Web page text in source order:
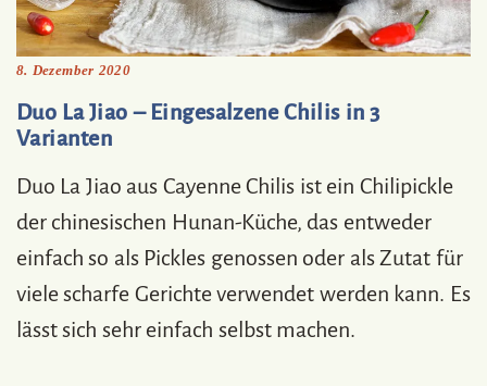
8. Dezember 2020
Duo La Jiao – Eingesalzene Chilis in 3
Varianten
Duo La Jiao aus Cayenne Chilis ist ein Chilipickle
der chinesischen Hunan-Küche, das entweder
einfach so als Pickles genossen oder als Zutat für
viele scharfe Gerichte verwendet werden kann. Es
lässt sich sehr einfach selbst machen.